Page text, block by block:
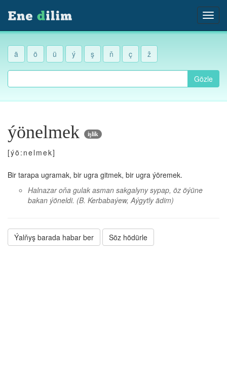
ä ö ü ý ş ň ç ž
Gözle
ýönelmek işlik
[ýö:nelmek]
Bir tarapa ugramak, bir ugra gitmek, bir ugra ýöremek.
Halnazar oňa gulak asman sakgalyny sypap, öz öýüne
bakan ýöneldi. (B. Kerbabaýew, Aýgytly ädim)
Ýalňyş barada habar ber Söz hödürle